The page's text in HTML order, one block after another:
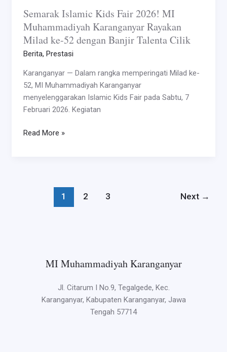
Semarak Islamic Kids Fair 2026! MI
Muhammadiyah Karanganyar Rayakan
Milad ke-52 dengan Banjir Talenta Cilik
Berita, Prestasi
Karanganyar — Dalam rangka memperingati Milad ke-
52, MI Muhammadiyah Karanganyar
menyelenggarakan Islamic Kids Fair pada Sabtu, 7
Februari 2026. Kegiatan
Kids
Fair
2026!
MI
Karanganyar
Rayakan
Milad
ke-
dengan
Read More »
1 2 3 Next →
MI Muhammadiyah Karanganyar
Jl. Citarum I No.9, Tegalgede, Kec.
Karanganyar, Kabupaten Karanganyar, Jawa
Tengah 57714